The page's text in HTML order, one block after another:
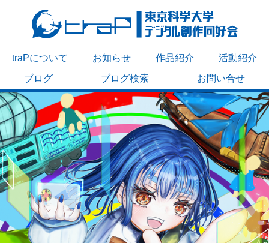
traPについて お知らせ 作品紹介
活動紹介
ブログ
ブログ検索 お問い合せ